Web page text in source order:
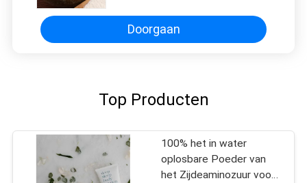
Doorgaan
Top Producten
100% het in water
oplosbare Poeder van
het Zijdeaminozuur voor